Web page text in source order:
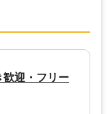
迎・フリー